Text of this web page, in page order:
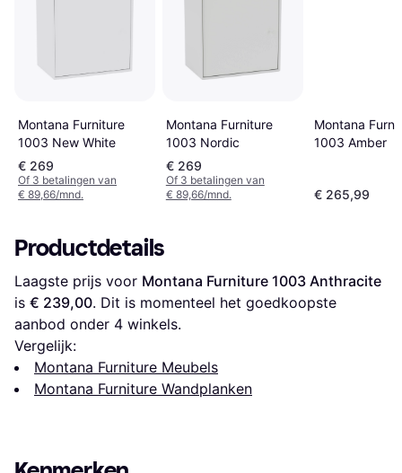
Montana Furniture
1003 New White
€ 269
Of 3 betalingen van
€ 89,66/mnd.
Montana Furniture
1003 Nordic
€ 269
Of 3 betalingen van
€ 89,66/mnd.
Montana
1003 Amber
€ 265,99
Productdetails
Laagste prijs voor Montana Furniture 1003 Anthracite
is € 239,00. Dit is momenteel het goedkoopste
aanbod onder 4 winkels.
Vergelijk:
Montana Furniture Meubels
Montana Furniture Wandplanken